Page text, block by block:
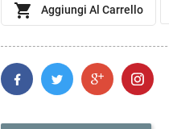
 Aggiungi Al Carrello